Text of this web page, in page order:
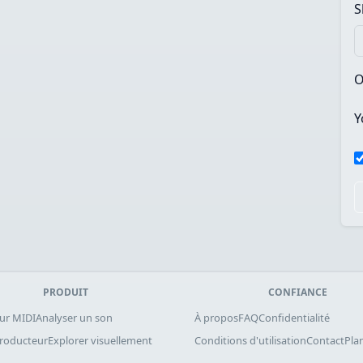
PRODUIT
MIDIAnalyser un son
Explorer visuellement
CONFIANCE
À proposFAQConfidentialité
Conditions d'utilisationContact